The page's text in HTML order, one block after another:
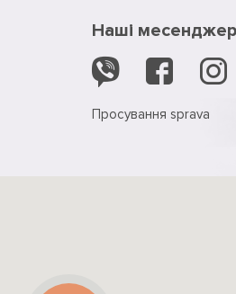
Наші
Просування sprava